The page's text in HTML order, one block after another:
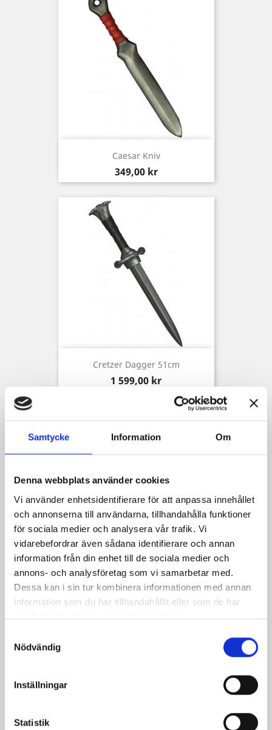
Samtycke Information Om
Denna webbplats använder cookies
Vi använder enhetsidentifierare för att anpassa innehållet
och annonserna till användarna, tillhandahålla funktioner
för sociala medier och analysera vår trafik. Vi
vidarebefordrar även sådana identifierare och annan
information från din enhet till de sociala medier och
annons- och analysföretag som vi samarbetar med.
Dessa kan i sin tur kombinera informationen med annan
information som du har tillhandahållit eller som de har
samlat in när du har använt deras tjänster.
Nödvändig
Inställningar
Statistik
Caesar Kniv
Pris
349,00 kr
Cretzer Dagger 51cm
Pris
1 599,00 kr
Cretzer The Katzbalger Med...
Pris
2 149,00 kr